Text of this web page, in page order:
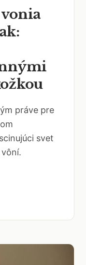
práve pre
svet